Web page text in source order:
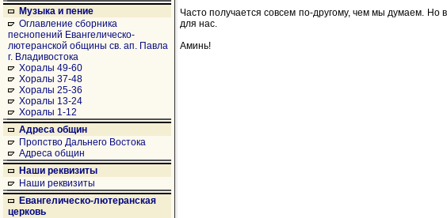
Музыка и пение
Оглавление сборника
песнопений Евангелическо-
лютеранской общины св. ап. Павла
г. Владивостока
Хоралы 49-60
Хоралы 37-48
Хоралы 25-36
Хоралы 13-24
Хоралы 1-12
Адреса общин
Пропство Дальнего Востока
Адреса общин
Наши реквизиты
Наши реквизиты
Евангелическо-лютеранская
церковь
Часто получается совсем по-другому, чем мы думаем.
для нас.
Аминь!